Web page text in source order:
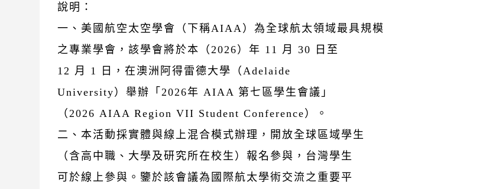
說明：
一、美國航空太空學會（下稱AIAA）為全球航太領域最具規模
之專業學會，該學會將於本（2026）年 11 月 30 日至
12 月 1 日，在澳洲阿得雷德大學（Adelaide
University）舉辦「2026年 AIAA 第七區學生會議」
（2026 AIAA Region VII Student Conference）。
二、本活動採實體與線上混合模式辦理，開放全球區域學生
（含高中職、大學及研究所在校生）報名參與，台灣學生
可於線上參與。鑒於該會議為國際航太學術交流之重要平